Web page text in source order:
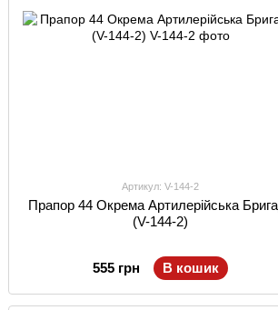
Артикул: V-144-2
Прапор 44 Окрема Артилерійська
(V-144-2)
555 грн В кошик